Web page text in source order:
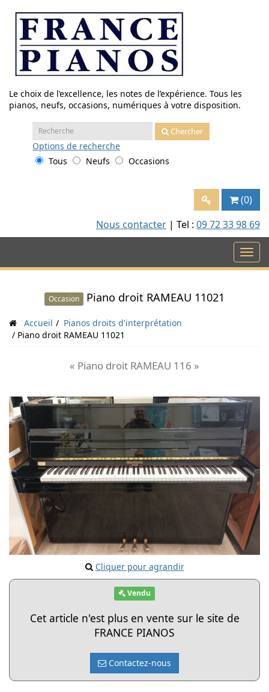
contenu
Le choix de l’excellence, les notes de l’expérience. Tous les
pianos, neufs, occasions, numériques à votre disposition.
Recherche
:
Chercher
Options de recherche
Tous
Neufs Occasions
(0)
Nous contacter | Tel : 09 72 33 98 69
Occasion Piano droit RAMEAU 11021
Accueil
Pianos droits d'interprétation
Piano droit RAMEAU 11021
« Piano droit RAMEAU 116 »
Cliquer pour agrandir
Vendu
Cet article n'est plus en vente sur le site de
FRANCE PIANOS
Contactez-nous